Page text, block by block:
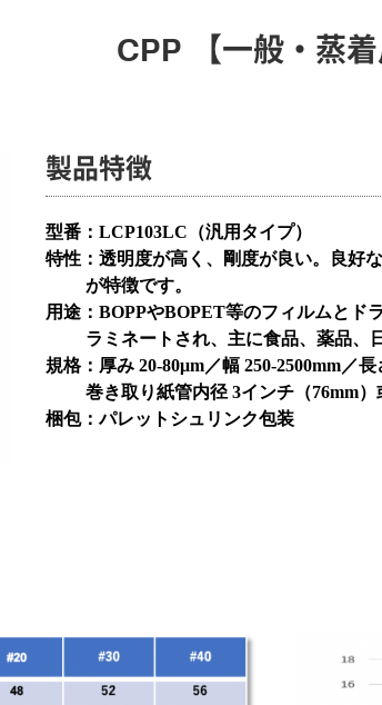
CPP 【一般・蒸着
製品特徴
型番：LCP103LC（汎用タイプ）
特性：透明度が高く、剛度が良い。良好
が特徴です。
用途： BOPPやBOPET等のフィルムとド
ラミネートされ、主に食品、薬品、日
規格：厚み 20-80μm／幅 250-2500mm／長
巻き取り紙管内径 3インチ（76mm）
梱包：パレットシュリンク包装